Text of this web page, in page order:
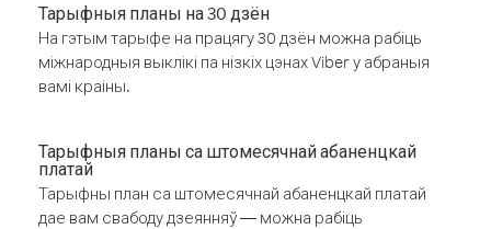
Тарыфныя планы на 30 дзён
На гэтым тарыфе на працягу 30 дзён можна рабіць
міжнародныя выклікі па нізкіх цэнах Viber у абраныя
вамі краіны.
Тарыфныя планы са штомесячнай абаненцкай
платай
Тарыфны план са штомесячнай абаненцкай платай
дае вам свабоду дзеянняў — можна рабіць